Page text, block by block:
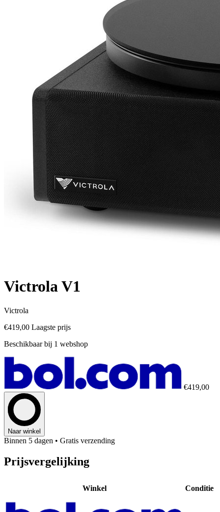
Victrola V1
Victrola
€419,00 Laagste prijs
Beschikbaar bij 1 webshop
€419,00
Naar winkel
Binnen 5 dagen • Gratis verzending
Prijsvergelijking
Winkel Conditie